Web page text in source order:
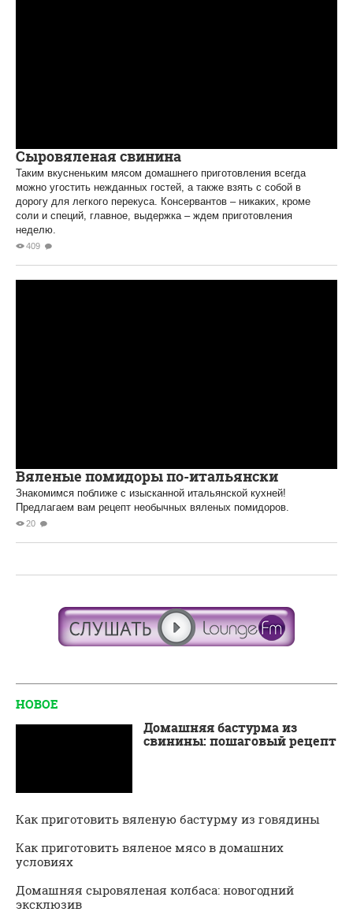
Сыровяленая свинина
Таким вкусненьким мясом домашнего приготовления всегда
можно угостить нежданных гостей, а также взять с собой в
дорогу для легкого перекуса. Консервантов – никаких, кроме
соли и специй, главное, выдержка – ждем приготовления
неделю.
409
Вяленые помидоры по-итальянски
Знакомимся поближе с изысканной итальянской кухней!
Предлагаем вам рецепт необычных вяленых помидоров.
20
НОВОЕ
Домашняя бастурма из
свинины: пошаговый рецепт
Как приготовить вяленую бастурму из говядины
Как приготовить вяленое мясо в домашних
условиях
Домашняя сыровяленая колбаса: новогодний
эксклюзив